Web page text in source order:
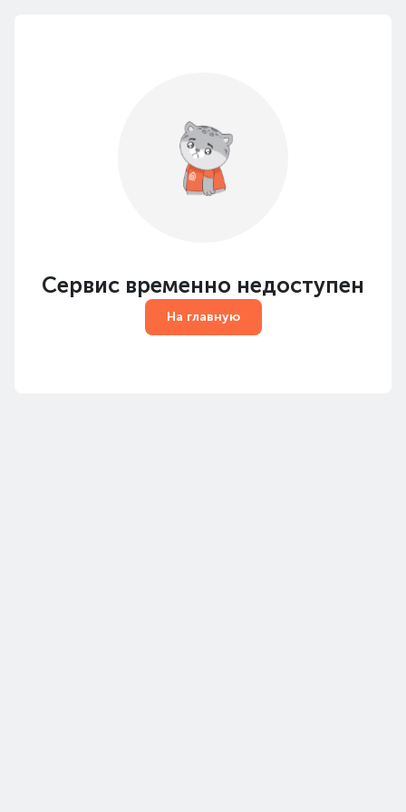
Сервис временно недоступен
На главную